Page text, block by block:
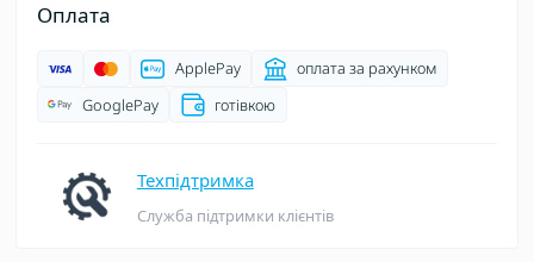
Оплата
ApplePay
оплата за рахунком
GooglePay
готівкою
Техпідтримка
Служба підтримки клієнтів